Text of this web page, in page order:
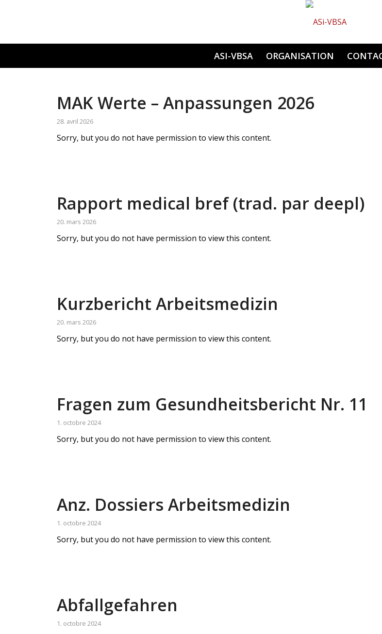
ASI-VBSA ORGANISATION
MAK Werte – Anpassungen 2026
28. avril 2026
Sorry, but you do not have permission to view this content.
Rapport medical bref (trad. par deepl)
20. mars 2026
Sorry, but you do not have permission to view this content.
Kurzbericht Arbeitsmedizin
20. mars 2026
Sorry, but you do not have permission to view this content.
Fragen zum Gesundheitsbericht Nr. 11
1. octobre 2024
Sorry, but you do not have permission to view this content.
Anz. Dossiers Arbeitsmedizin
1. octobre 2024
Sorry, but you do not have permission to view this content.
Abfallgefahren
1. octobre 2024